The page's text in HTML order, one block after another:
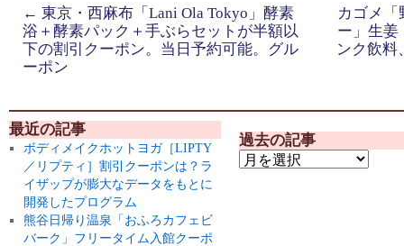
← 東京・西麻布「Lani Ola Tokyo」酵素
浴＋酵素パック＋手ぶらセットが半額以
下の割引クーポン。当日予約可能。グル
ーポン
カゴメ
ー」生姜
ンク飲料
最近の記事
ボディメイクホットヨガ［LIPTY
／リプティ］割引クーポンは？ラ
イザップが膨大なデータをもとに
開発したプログラム
熊谷日帰り温泉「おふろカフェビ
バーク」フリータイム入館クーポ
過去の記事